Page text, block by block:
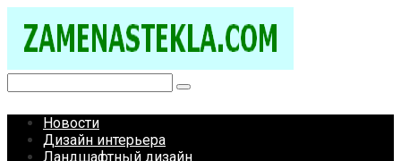
контенту
Новости
Дизайн интерьера
Ландшафтный дизайн